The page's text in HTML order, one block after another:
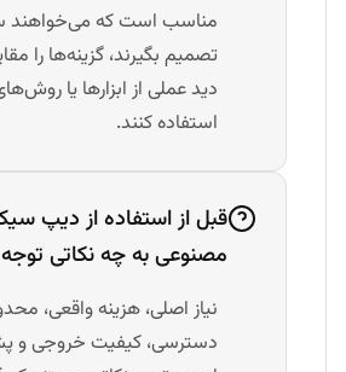
مناسب است که می‌خواهند
تصمیم بگیرند، گزینه‌ها را
دید عملی از ابزارها یا
استفاده کنند.
قبل از استفاده از دیپ
مصنوعی به چه نکاتی
نیاز اصلی، هزینه واقعی،
دسترسی، کیفیت خروجی و